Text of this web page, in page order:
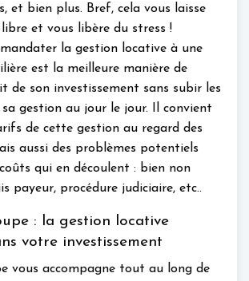
et bien plus. Bref, cela vous laisse
et vous libère du stress !
mandater la gestion locative à une
est la meilleure manière de
de son investissement sans subir les
gestion au jour le jour. Il convient
de cette gestion au regard des
aussi des problèmes potentiels
qui en découlent : bien non
payeur, procédure judiciaire, etc..
: la gestion locative
votre investissement
vous accompagne tout au long de